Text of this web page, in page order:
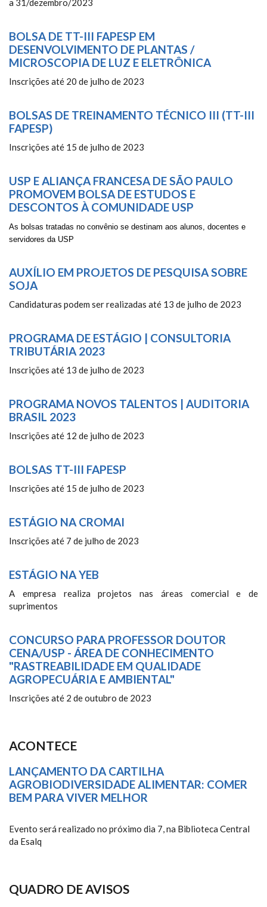
a 31/dezembro/2023
BOLSA DE TT-III FAPESP EM
DESENVOLVIMENTO DE PLANTAS /
MICROSCOPIA DE LUZ E ELETRÔNICA
Inscrições até 20 de julho de 2023
BOLSAS DE TREINAMENTO TÉCNICO III (TT-III
FAPESP)
Inscrições até 15 de julho de 2023
USP E ALIANÇA FRANCESA DE SÃO PAULO
PROMOVEM BOLSA DE ESTUDOS E
DESCONTOS À COMUNIDADE USP
As bolsas tratadas no convênio se destinam aos alunos, docentes e
servidores da USP
AUXÍLIO EM PROJETOS DE PESQUISA SOBRE
SOJA
Candidaturas podem ser realizadas até 13 de julho de 2023
PROGRAMA DE ESTÁGIO | CONSULTORIA
TRIBUTÁRIA 2023
Inscrições até 13 de julho de 2023
PROGRAMA NOVOS TALENTOS | AUDITORIA
BRASIL 2023
Inscrições até 12 de julho de 2023
BOLSAS TT-III FAPESP
Inscrições até 15 de julho de 2023
ESTÁGIO NA CROMAI
Inscrições até 7 de julho de 2023
ESTÁGIO NA YEB
A empresa realiza projetos nas áreas comercial e de
suprimentos
CONCURSO PARA PROFESSOR DOUTOR
CENA/USP - ÁREA DE CONHECIMENTO
"RASTREABILIDADE EM QUALIDADE
AGROPECUÁRIA E AMBIENTAL"
Inscrições até 2 de outubro de 2023
ACONTECE
LANÇAMENTO DA CARTILHA
AGROBIODIVERSIDADE ALIMENTAR: COMER
BEM PARA VIVER MELHOR
Evento será realizado no próximo dia 7, na Biblioteca Central
da Esalq
QUADRO DE AVISOS